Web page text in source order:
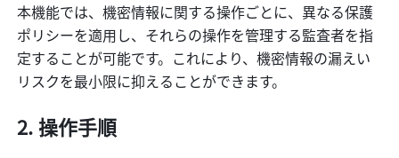
本機能では、機密情報に関する操作ごとに、異なる保護
ポリシーを適用し、それらの操作を管理する監査者を指
定することが可能です。これにより、機密情報の漏えい
リスクを最小限に抑えることができます。
操作手順